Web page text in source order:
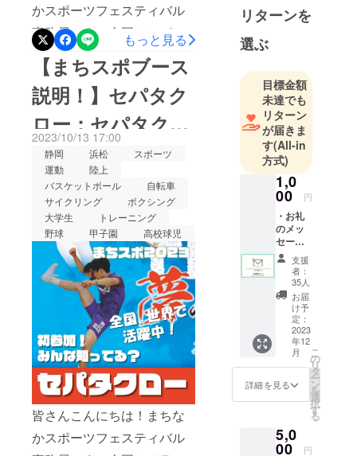
かスポーツフェスティバル
事務局です！今回はセパタ
クローに続き、、新しく参
加決定したキンボールの紹
介です！みなさんはキン
ボールは皆様ご存知でしょ
うか？キンボールは大玉転
がしで使うボールと同じぐ
らいのサイズのボールを使
うスポーツです！今回は浜
松市で活動する浜松キン
ボールクラブ
https://www.instagram.com/h
amamatsukinballclub/?
img_index=1 のみなさんで
す！実際に使うボールを展
示していただきます！お子
さんは触ることができま
す！まちなかスポーツフェ
スティバルでは、様々なス
もっと見る
【まちスポブース
説明！】セパタク
ロー：セパタク
ローってどんなス
ポーツ？体験して
みよう！
2023/10/13 17:00
静岡 浜松
スポーツ
運動
陸上
バスケットボール
自転車
サイクリング
ボクシング
大学生
トレーニング
野球
甲子園 高校球児
皆さんこんにちは！まちな
かスポーツフェスティバル
リターンを
選ぶ
目標金額
未達でも
リターン
が届きま
す(All-in
方式)
1,0
00 円
・お礼
のメッ
セージ
メール
・開催
時の写
真を添
えた実
施報告
メール
お礼の
メッ
セージ
メール
と開催
時の写
えた実
施報告
支援
者：
35人
お届
け予
定：
2023
年12
月
詳細を見る
こ
の
リ
タ
ー
ン
を
選
択
す
る
5,0
00 円